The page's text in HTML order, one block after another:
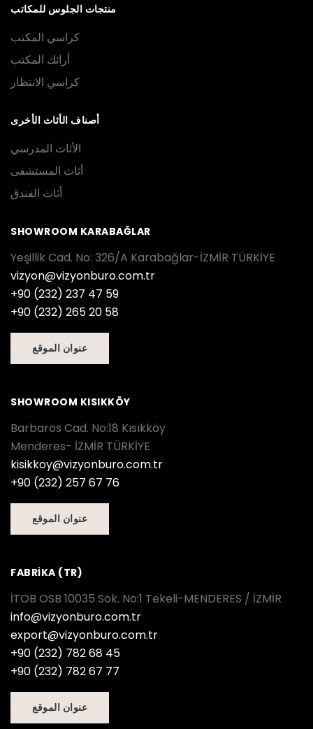
منتجات الجلوس للمكاتب
كراسي المكتب
أرائك المكتب
كراسي الانتظار
أصناف الأثاث الأخرى
الأثاث المدرسي
أثاث المستشفى
أثاث الفندق
SHOWROOM KARABAĞLAR
Yeşillik Cad. No: 326/A Karabağlar-İZMİR TÜRKİYE
vizyon@vizyonburo.com.tr
+90 (232) 237 47 59
+90 (232) 265 20 58
عنوان الموقع
SHOWROOM KISIKKÖY
Barbaros Cad. No:18 Kısıkköy
Menderes- İZMİR TÜRKİYE
kisikkoy@vizyonburo.com.tr
+90 (232) 257 67 76
عنوان الموقع
FABRİKA (TR)
İTOB OSB 10035 Sok. No:1 Tekeli-MENDERES / İZMİR
info@vizyonburo.com.tr
export@vizyonburo.com.tr
+90 (232) 782 68 45
+90 (232) 782 67 77
عنوان الموقع